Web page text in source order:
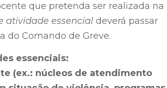
que pretenda ser realizada na
atividade essencialdeverá passar
do Comando de Greve.
essenciais:
(ex.: núcleos de atendimento